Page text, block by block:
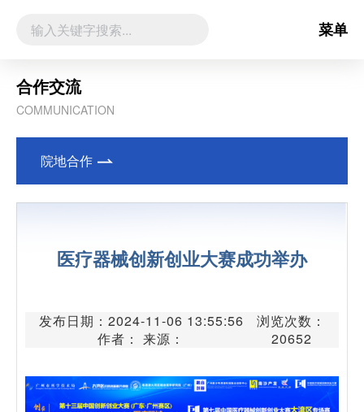
菜单
合作交流
COMMUNICATION
院地合作
医疗器械创新创业大赛成功举办
发布日期：2024-11-06 13:55:56
作者： 来源：
浏览次数：
20652